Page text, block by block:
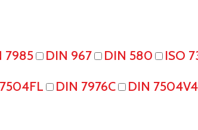
7985 DIN 967 DIN 580
ISO
DIN 7976C DIN 7504V4